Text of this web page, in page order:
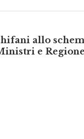
allo
e